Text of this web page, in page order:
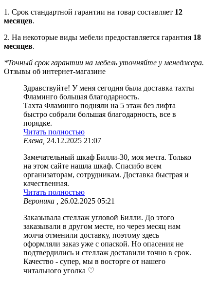
1. Срок стандартной гарантии на товар составляет 12
месяцев.
2. На некоторые виды мебели предоставляется гарантия 18
месяцев.
*Точный срок гарантии на мебель уточняйте у менеджера.
Отзывы об интернет-магазине
Здравствуйте! У меня сегодня была доставка тахты
Фламинго большая благодарность.
Тахта Фламинго подняли на 5 этаж без лифта
быстро собрали большая благодарность, все в
порядке.
Читать полностью
Елена, 24.12.2025 21:07
Замечательный шкаф Билли-30, моя мечта. Только
на этом сайте нашла шкаф. Спасибо всем
организаторам, сотрудникам. Доставка быстрая и
качественная.
Читать полностью
Вероника ,
26.02.2025 05:21
Заказывала стеллаж угловой Билли. До этого
заказывали в другом месте, но через месяц нам
молча отменили доставку, поэтому здесь
оформляли заказ уже с опаской. Но опасения не
подтвердились и стеллаж доставили точно в срок.
Качество - супер, мы в восторге от нашего
читального уголка ♡